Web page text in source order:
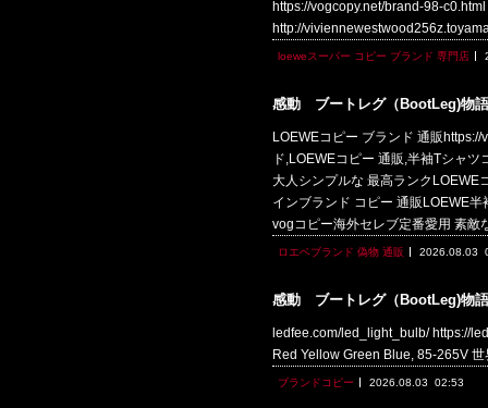
https://vogcopy.net/brand-98-
http://
loeweスーパー コピー ブランド 専門店
感動 ブートレグ（BootLeg)物語
LOEWEコピー ブランド 通販
ド,LOEWEコピー 通販,半袖Tシャ
大人シンプルな 最高ランクLOEWE
インブランド コピー 通販LOEWE
vogコピー海外セレブ定番愛用 素敵
ロエベブランド 偽物 通販 2026.08.03
感動 ブートレグ（BootLeg)物語
ledfee.com/led_light_bulb/ https://
Red Yellow Green Blue, 85-265V
ブランドコピー 2026.08.03 02:53